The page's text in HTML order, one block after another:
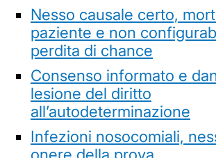
Nesso causale certo,
paziente e non
perdita di chance
Consenso informato e
lesione del diritto
all’autodeterminazione
Infezioni nosocomiali,